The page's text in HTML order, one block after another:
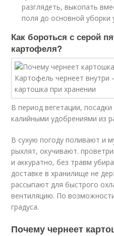
разглядеть, выкопать
поля до основной уборки
Как бороться с серой
картофеля?
В период вегетации,
калийными удобрениями из
В сухую погоду поливают и
рыхлят, окучивают.
и аккуратно, без травм
доставке в хранилище не
рассыпают для быстрого
вентиляцию. По
градуса.
Почему чернеет